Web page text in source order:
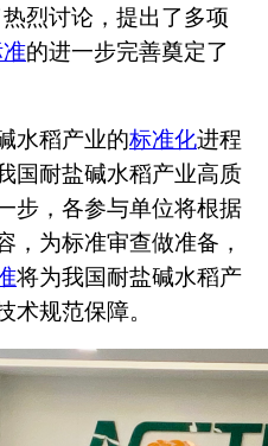
烈讨论，提出了多项
的进一步完善奠定了
水稻产业的标准化进程
国耐盐碱水稻产业高质
步，各参与单位将根据
， 为标准审查做准备，
将为我国耐盐碱水稻产
术规范保障。